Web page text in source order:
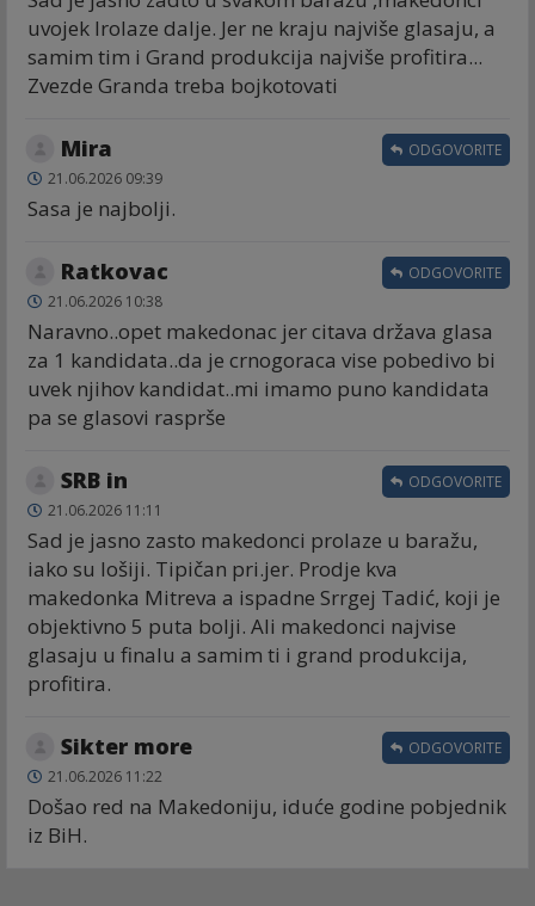
uvojek lrolaze dalje. Jer ne kraju najviše glasaju, a
samim tim i Grand produkcija najviše profitira...
Zvezde Granda treba bojkotovati
Mira
21.06.2026 09:39
Sasa je najbolji.
ODGOVORITE
Ratkovac
21.06.2026 10:38
Naravno..opet makedonac jer citava država glasa
za 1 kandidata..da je crnogoraca vise pobedivo bi
uvek njihov kandidat..mi imamo puno kandidata
pa se glasovi rasprše
ODGOVORITE
SRB in
21.06.2026 11:11
Sad je jasno zasto makedonci prolaze u baražu,
iako su lošiji. Tipičan pri.jer. Prodje kva
makedonka Mitreva a ispadne Srrgej Tadić, koji je
objektivno 5 puta bolji. Ali makedonci najvise
glasaju u finalu a samim ti i grand produkcija,
profitira.
ODGOVORITE
Sikter more
21.06.2026 11:22
Došao red na Makedoniju, iduće godine pobjednik
iz BiH.
ODGOVORITE